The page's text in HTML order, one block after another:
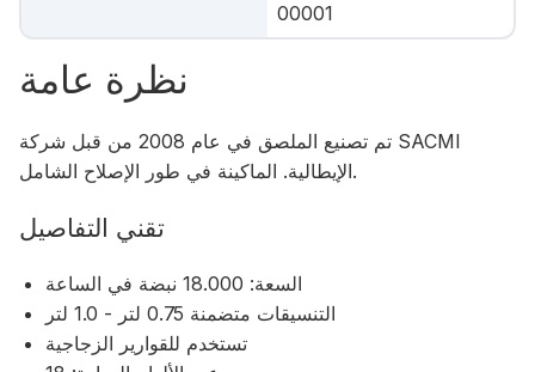
00001
نظرة عامة
تم تصنيع الملصق في عام 2008 من قبل شركة SACMI
الإيطالية. الماكينة في طور الإصلاح الشامل.
تقني التفاصيل
السعة: 18.000 نبضة في الساعة
التنسيقات متضمنة 0.75 لتر - 1.0 لتر
تستخدم للقوارير الزجاجية